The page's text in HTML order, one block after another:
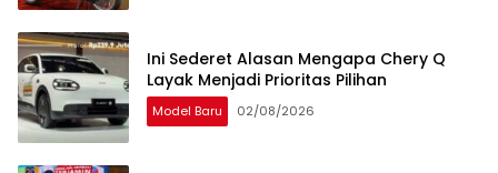
Ini Sederet Alasan Mengapa Chery Q
Layak Menjadi Prioritas Pilihan
Model Baru 02/08/2026